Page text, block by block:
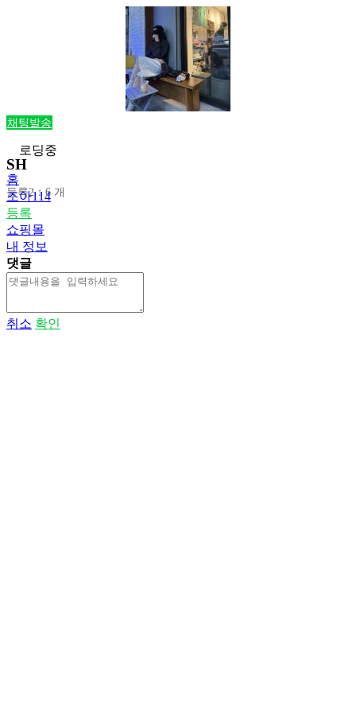
채팅발송
SH
등록2：6 개
로딩중
홈
조아114
등록
쇼핑몰
내 정보
댓글
취소 확인